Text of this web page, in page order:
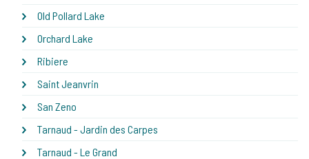
Old Pollard Lake
Orchard Lake
Ribiere
Saint Jeanvrin
San Zeno
Tarnaud - Jardin des Carpes
Tarnaud - Le Grand